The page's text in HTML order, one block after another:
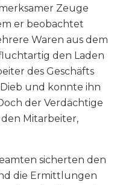
Zeuge
er beobachtet
Waren aus dem
den Laden
des Geschäfts
und konnte ihn
der Verdächtige
Mitarbeiter,
sicherten den
die Ermittlungen